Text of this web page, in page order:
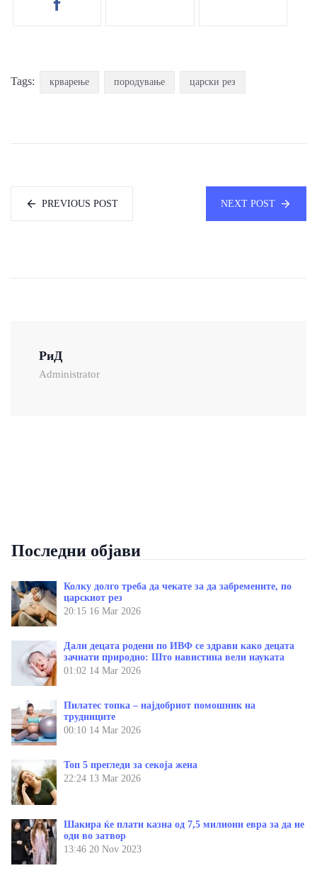
Tags: крварење породување царски рез
PREVIOUS POST NEXT POST
РиД
Administrator
Последни објави
Колку долго треба да чекате за да забремените, по
царскиот рез
20:15 16 Mar 2026
Дали децата родени по ИВФ се здрави како децата
зачнати природно: Што навистина вели науката
01:02 14 Mar 2026
Пилатес топка – најдобриот помошник на
трудниците
00:10 14 Mar 2026
Топ 5 прегледи за секоја жена
22:24 13 Mar 2026
Шакира ќе плати казна од 7,5 милиони евра за да не
оди во затвор
13:46 20 Nov 2023